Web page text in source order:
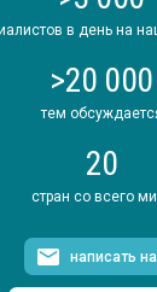
в день на
>20 000
тем
20
стран со всего
написать